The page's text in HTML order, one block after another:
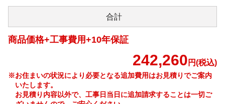
合計
商品価格+工事費用+10年保証
242,260 円(税込)
※お住まいの状況により必要となる追加費用はお見積りでご案内
いたします。
お見積り内容以外で、工事日当日に追加請求することは一切ご